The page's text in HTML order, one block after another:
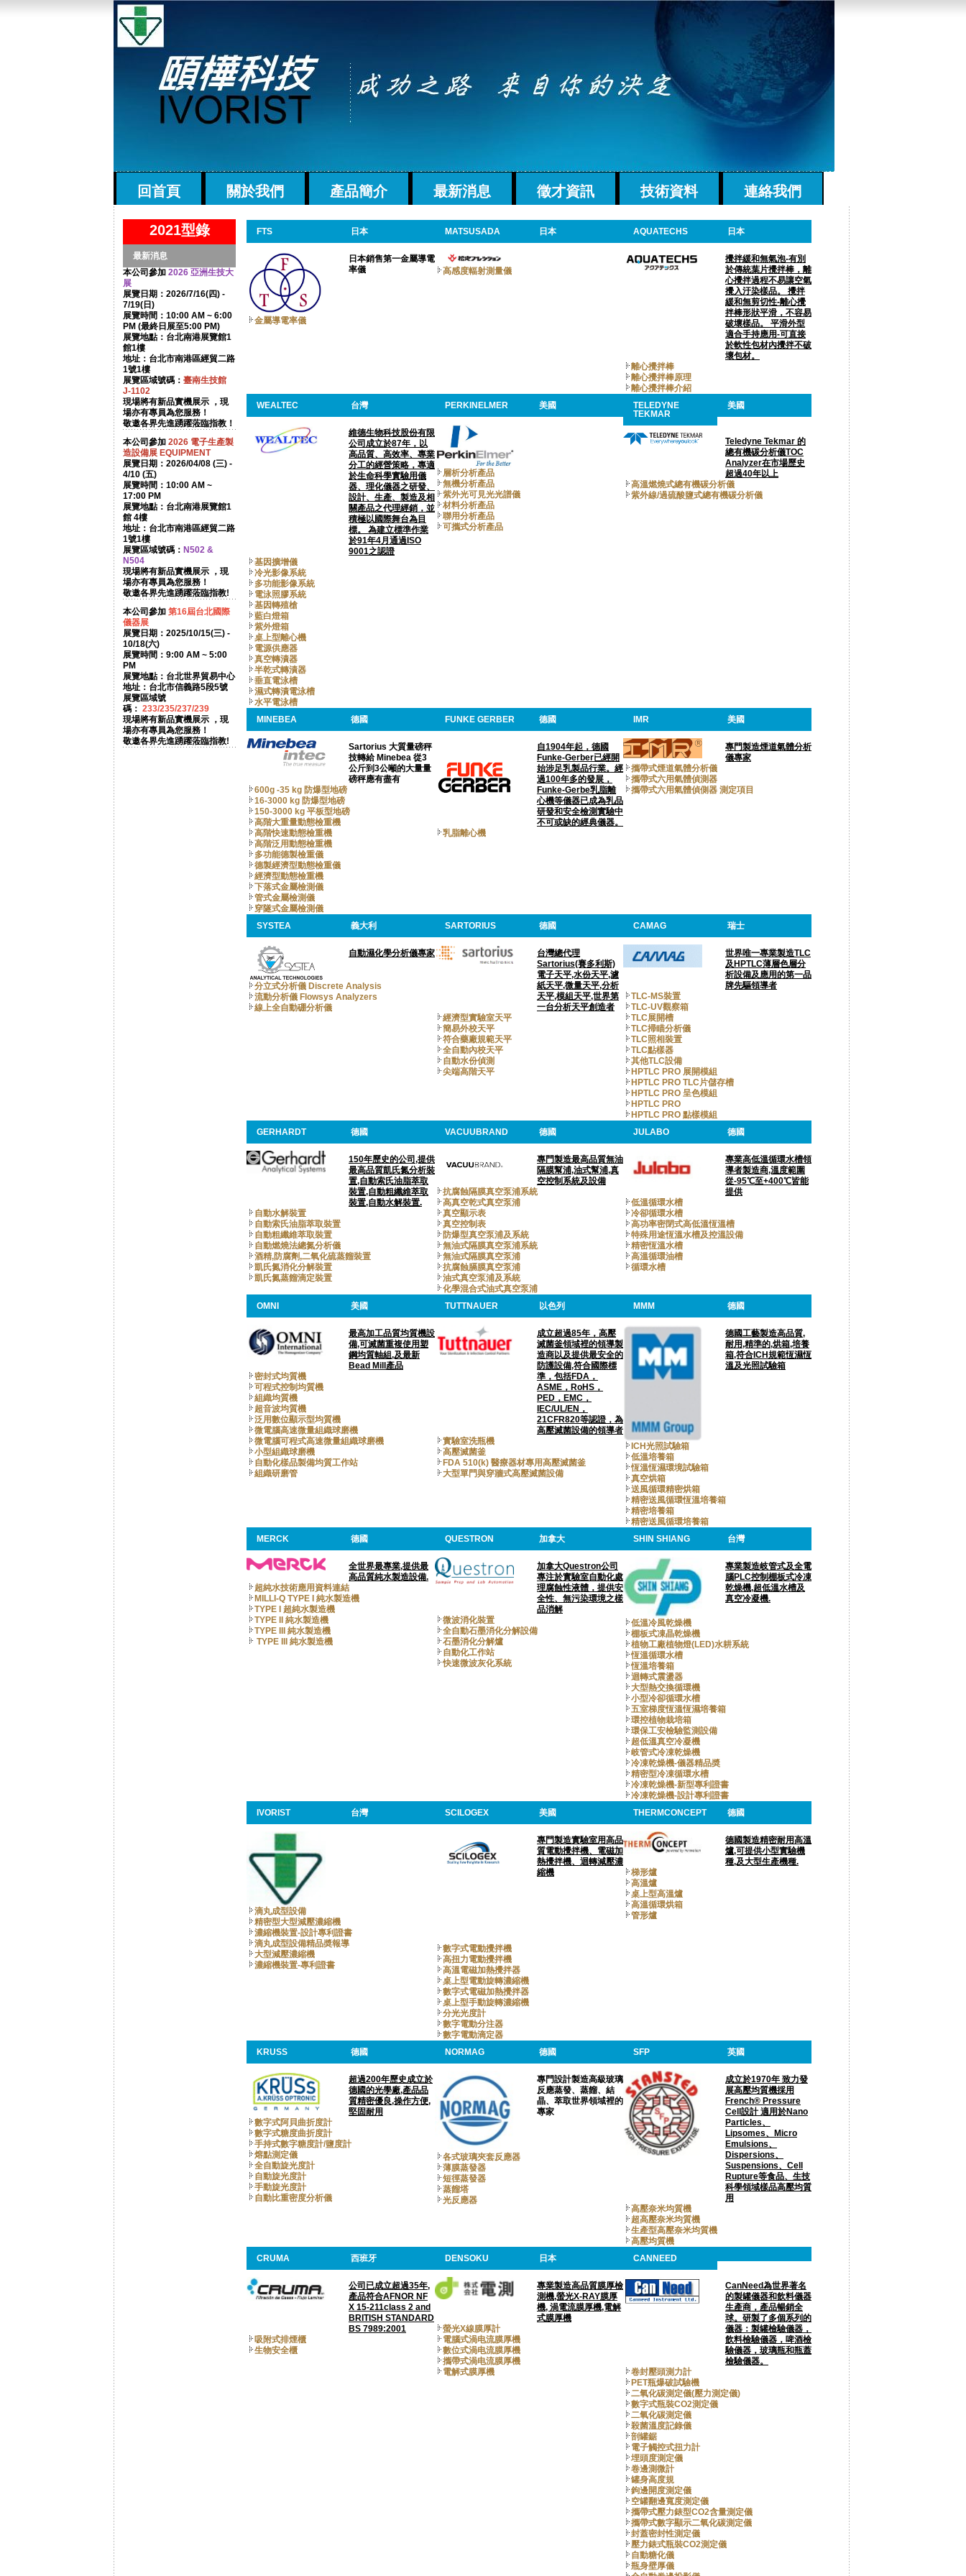
回首頁 關於我們 產品簡介 最新消息 徵才資訊 技術資料 連絡我們
2021型錄
最新消息
本公司參加 2026 亞洲生技大
展
展覽日期：2026/7/16(四) -
7/19(日)
展覽時間：10:00 AM ~ 6:00
PM (最終日展至5:00 PM)
展覽地點：台北南港展覽館1
館1樓
地址：台北市南港區經貿二路
1號1樓
展覽區域號碼： 臺南生技館
J-1102
現場將有新品實機展示 ，現
場亦有專員為您服務！
敬邀各界先進踴躍蒞臨指教！
本公司參加 2026 電子生產製
造設備展 EQUIPMENT
展覽日期：2026/04/08 (三) -
4/10 (五)
展覽時間：10:00 AM ~
17:00 PM
展覽地點：台北南港展覽館1
館 4樓
地址：台北市南港區經貿二路
1號1樓
展覽區域號碼： N502 &
N504
現場將有新品實機展示 ，現
場亦有專員為您服務！
敬邀各界先進踴躍蒞臨指教!
本公司參加 第16屆台北國際
儀器展
展覽日期：2025/10/15(三) -
10/18(六)
展覽時間：9:00 AM ~ 5:00
PM
展覽地點：台北世界貿易中心
地址：台北市信義路5段5號
展覽區域號
碼： 233/235/237/239
現場將有新品實機展示 ，現
場亦有專員為您服務！
敬邀各界先進踴躍蒞臨指教!
FTS 日本
日本銷售第一金屬導電
率儀
金屬導電率儀
MATSUSADA 日本
高感度輻射測量儀
AQUATECHS 日本
攪拌緩和無氣泡-有別
於傳統葉片攪拌棒，離
心攪拌過程不易讓空氣
攪入汙染樣品。 攪拌
緩和無剪切性-離心攪
拌棒形狀平滑，不容易
破壞樣品。 平滑外型
適合手持應用-可直接
於軟性包材內攪拌不破
壞包材。
離心攪拌棒
離心攪拌棒原理
離心攪拌棒介紹
WEALTEC
台灣
維德生物科技股份有限
公司成立於87年，以
高品質、高效率、專業
分工的經營策略，專適
於生命科學實驗用儀
器、理化儀器之研發、
設計、生產、製造及相
關產品之代理經銷，並
積極以國際舞台為目
標。 為建立標準作業
於91年4月通過ISO
9001之認證
基因擴增儀
冷光影像系統
多功能影像系統
電泳照膠系統
基因轉殖槍
藍白燈箱
紫外燈箱
桌上型離心機
電源供應器
真空轉漬器
半乾式轉漬器
垂直電泳槽
濕式轉漬電泳槽
水平電泳槽
PERKINELMER 美國
層析分析產品
無機分析產品
紫外光可見光光譜儀
材料分析產品
聯用分析產品
可攜式分析產品
TELEDYNE
TEKMAR
美國
Teledyne Tekmar 的
總有機碳分析儀TOC
Analyzer在市場歷史
超過40年以上
高溫燃燒式總有機碳分析儀
紫外線/過硫酸鹽式總有機碳分析儀
MINEBEA 德國
Sartorius 大質量磅秤
技轉給 Minebea 從3
公斤到3公噸的大量量
磅秤應有盡有
600g -35 kg 防爆型地磅
16-3000 kg 防爆型地磅
150-3000 kg 平板型地磅
高階大重量動態檢重機
高階快速動態檢重機
高階泛用動態檢重機
多功能德製檢重儀
德製經濟型動態檢重儀
經濟型動態檢重機
下落式金屬檢測儀
管式金屬檢測儀
穿隧式金屬檢測儀
FUNKE GERBER 德國
自1904年起，德國
Funke-Gerber已經開
始涉足乳製品行業。經
過100年多的發展，
Funke-Gerbe乳脂離
心機等儀器已成為乳品
研發和安全檢測實驗中
不可或缺的經典儀器。
乳脂離心機
IMR 美國
專門製造煙道氣體分析
儀專家
攜帶式煙道氣體分析儀
攜帶式六用氣體偵測器
攜帶式六用氣體偵側器 測定項目
SYSTEA 義大利
自動濕化學分析儀專家
分立式分析儀 Discrete Analysis
流動分析儀 Flowsys Analyzers
線上全自動硼分析儀
SARTORIUS 德國
台灣總代理
Sartorius(賽多利斯)
電子天平,水份天平,濾
紙天平,微量天平,分析
天平,模組天平,世界第
一台分析天平創造者
經濟型實驗室天平
簡易外校天平
符合藥廠規範天平
全自動內校天平
自動水份偵測
尖端高階天平
CAMAG 瑞士
世界唯一專業製造TLC
及HPTLC薄層色層分
析設備及應用的第一品
牌先驅領導者
TLC-MS裝置
TLC-UV觀察箱
TLC展開槽
TLC掃瞄分析儀
TLC照相裝置
TLC點樣器
其他TLC設備
HPTLC PRO 展開模組
HPTLC PRO TLC片儲存槽
HPTLC PRO 呈色模組
HPTLC PRO
HPTLC PRO 點樣模組
GERHARDT
德國
150年歷史的公司,提供
最高品質凱氏氮分析裝
置,自動索氏油脂萃取
裝置,自動粗纖維萃取
裝置,自動水解裝置.
自動水解裝置
自動索氏油脂萃取裝置
自動粗纖維萃取裝置
自動燃燒法總氮分析儀
酒精,防腐劑,二氧化硫蒸餾裝置
凱氏氮消化分解裝置
凱氏氮蒸餾滴定裝置
VACUUBRAND 德國
專門製造最高品質無油
隔膜幫浦,油式幫浦,真
空控制系統及設備
抗腐蝕隔膜真空泵浦系統
高真空乾式真空泵浦
真空顯示表
真空控制表
防爆型真空泵浦及系統
無油式隔膜真空泵浦系統
無油式隔膜真空泵浦
抗腐蝕膈膜真空泵浦
油式真空泵浦及系統
化學混合式油式真空泵浦
JULABO 德國
專業高低溫循環水槽領
導者製造商,溫度範圍
從-95℃至+400℃皆能
提供
低溫循環水槽
冷卻循環水槽
高功率密閉式高低溫恆溫槽
特殊用途恆溫水槽及控溫設備
精密恆溫水槽
高溫循環油槽
循環水槽
OMNI 美國
最高加工品質均質機設
備,可滅菌重複使用塑
鋼均質軸組,及最新
Bead Mill產品
密封式均質機
可程式控制均質機
組織均質機
超音波均質機
泛用數位顯示型均質機
微電腦高速微量組織球磨機
微電腦可程式高速微量組織球磨機
小型組織球磨機
自動化樣品製備均質工作站
組織研磨管
TUTTNAUER 以色列
成立超過85年，高壓
滅菌釜領域裡的領導製
造商以及提供最安全的
防護設備,符合國際標
準，包括FDA，
ASME，RoHS，
PED，EMC，
IEC/UL/EN，
21CFR820等認證，為
高壓滅菌設備的領導者
實驗室洗瓶機
高壓滅菌釜
FDA 510(k) 醫療器材專用高壓滅菌釜
大型單門與穿牆式高壓滅菌設備
MMM 德國
德國工藝製造高品質,
耐用,精準的,烘箱,培養
箱,符合ICH規範恆濕恆
溫及光照試驗箱
ICH光照試驗箱
低溫培養箱
恆溫恆濕環境試驗箱
真空烘箱
送風循環精密烘箱
精密送風循環恆溫培養箱
精密培養箱
精密送風循環培養箱
MERCK
德國
全世界最專業,提供最
高品質純水製造設備.
超純水技術應用資料連結
MILLI-Q TYPE I 純水製造機
TYPE I 超純水製造機
TYPE II 純水製造機
TYPE III 純水製造機
TYPE III 純水製造機
QUESTRON 加拿大
加拿大Questron公司
專注於實驗室自動化處
理腐蝕性液體，提供安
全性、無污染環境之樣
品消解
微波消化裝置
全自動石墨消化分解設備
石墨消化分解爐
自動化工作站
快速微波灰化系統
SHIN SHIANG 台灣
專業製造岐管式及全電
腦PLC控制棚板式冷凍
乾燥機,超低溫水槽及
真空冷凝機.
低溫冷風乾燥機
棚板式凍晶乾燥機
植物工廠植物燈(LED)水耕系統
恆溫循環水槽
恆溫培養箱
迴轉式震盪器
大型熱交換循環機
小型冷卻循環水槽
五室梯度恆溫恆濕培養箱
環控植物栽培箱
環保工安檢驗監測設備
超低溫真空冷凝機
岐管式冷凍乾燥機
冷凍乾燥機-儀器精品奬
精密型冷凍循環水槽
冷凍乾燥機-新型專利證書
冷凍乾燥機-設計專利證書
IVORIST
台灣
滴丸成型設備
精密型大型減壓濃縮機
濃縮機裝置-設計專利證書
滴丸成型設備精品奬報導
大型減壓濃縮機
濃縮機裝置-專利證書
SCILOGEX 美國
專門製造實驗室用高品
質電動攪拌機、電磁加
熱攪拌機、迴轉減壓濃
縮機
數字式電動攪拌機
高扭力電動攪拌機
高溫電磁加熱攪拌器
桌上型電動旋轉濃縮機
數字式電磁加熱攪拌器
桌上型手動旋轉濃縮機
分光光度計
數字電動分注器
數字電動滴定器
THERMCONCEPT 德國
德國製造精密耐用高溫
爐,可提供小型實驗機
種,及大型生產機種.
梯形爐
高溫爐
桌上型高溫爐
高溫循環烘箱
管形爐
KRUSS 德國
超過200年歷史成立於
德國的光學廠,產品品
質精密優良,操作方便,
堅固耐用
數字式阿貝曲折度計
數字式糖度曲折度計
手持式數字糖度計/鹽度計
熔點測定儀
全自動旋光度計
自動旋光度計
手動旋光度計
自動比重密度分析儀
NORMAG 德國
專門設計製造高級玻璃
反應蒸發、蒸餾、結
晶、萃取世界領域裡的
專家
各式玻璃夾套反應器
薄膜蒸發器
短徑蒸發器
蒸餾塔
光反應器
SFP 英國
成立於1970年 致力發
展高壓均質機採用
French® Pressure
Cell設計 適用於Nano
Particles、
Lipsomes、Micro
Emulsions、
Dispersions、
Suspensions、Cell
Rupture等食品、生技
科學領域樣品高壓均質
用
高壓奈米均質機
超高壓奈米均質機
生產型高壓奈米均質機
高壓均質機
CRUMA
西班牙
公司已成立超過35年,
產品符合AFNOR NF
X 15-211class 2 and
BRITISH STANDARD
BS 7989:2001
吸附式排煙櫃
生物安全櫃
DENSOKU 日本
專業製造高品質膜厚檢
測機,螢光X-RAY膜厚
機, 渦電流膜厚機,電解
式膜厚機
螢光X線膜厚計
電腦式渦电流膜厚機
數位式渦电流膜厚機
攜帶式渦电流膜厚機
電解式膜厚機
CANNEED
CanNeed為世界著名
的製罐儀器和飲料儀器
生產商，產品暢銷全
球。研製了多個系列的
儀器：製罐檢驗儀器，
飲料檢驗儀器，啤酒檢
驗儀器，玻璃瓶和瓶蓋
檢驗儀器。
卷封壓頭測力計
PET瓶爆破試驗機
二氧化碳測定儀(壓力測定儀)
數字式瓶裝CO2測定儀
二氧化碳測定儀
殺菌溫度記錄儀
剖罐鋸
電子觸控式扭力計
埋頭度測定儀
卷邊測微計
罐身高度規
鉤邊開度測定儀
空罐翻邊寬度測定儀
攜帶式壓力錶型CO2含量測定儀
攜帶式數字顯示二氧化碳測定儀
封蓋密封性測定儀
壓力錶式瓶裝CO2測定儀
自動糖化儀
瓶身壁厚儀